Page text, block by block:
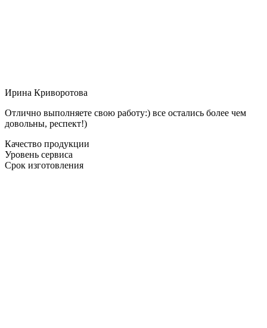
Ирина Криворотова
Отлично выполняете свою работу:) все остались более чем
довольны, респект!)
Качество продукции
Уровень сервиса
Срок изготовления